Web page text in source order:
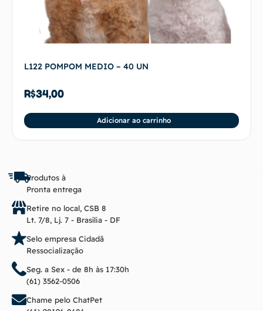
L122 POMPOM MEDIO – 40 UN
R$34,00
Adicionar ao carrinho
Produtos à
Pronta entrega
Retire no local, CSB 8
Lt. 7/8, Lj. 7 - Brasília - DF
Selo empresa Cidadã
Ressocialização
Seg. a Sex - de 8h às 17:30h
(61) 3562-0506
Chame pelo ChatPet